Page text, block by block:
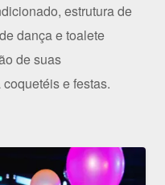
estrutura de
dança e toalete
de suas
e festas.